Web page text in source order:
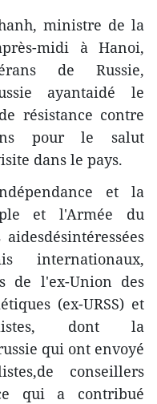
ministre de la
midi à Hanoi,
de Russie,
ayantaidé le
résistance contre
pour le salut
dans le pays.
et la
et l'Armée du
internationaux,
de l'ex-Union des
(ex-URSS) et
dont la
qui ont envoyé
conseillers
qui a contribué